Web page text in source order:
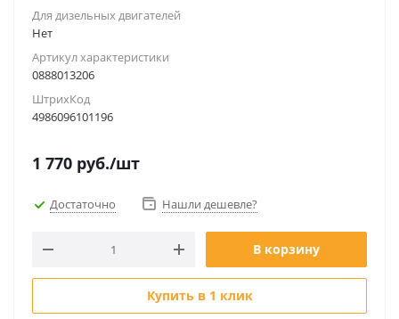
Для дизельных двигателей
Нет
Артикул характеристики
0888013206
ШтрихКод
4986096101196
1 770 руб./шт
Достаточно Нашли дешевле?
В корзину
Купить в 1 клик